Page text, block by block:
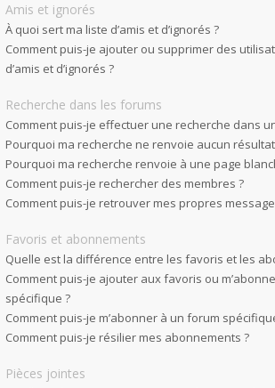
Amis et ignorés
À quoi sert ma liste d’amis et d’ignorés ?
Comment puis-je ajouter ou supprimer des
d’amis et d’ignorés ?
Recherche dans les forums
Comment puis-je effectuer une recherche dans
Pourquoi ma recherche ne renvoie aucun
Pourquoi ma recherche renvoie à une page
Comment puis-je rechercher des membres ?
Comment puis-je retrouver mes propres
Favoris et abonnements
Quelle est la différence entre les favoris et les
Comment puis-je ajouter aux favoris ou
spécifique ?
Comment puis-je m’abonner à un forum
Comment puis-je résilier mes abonnements ?
Pièces jointes